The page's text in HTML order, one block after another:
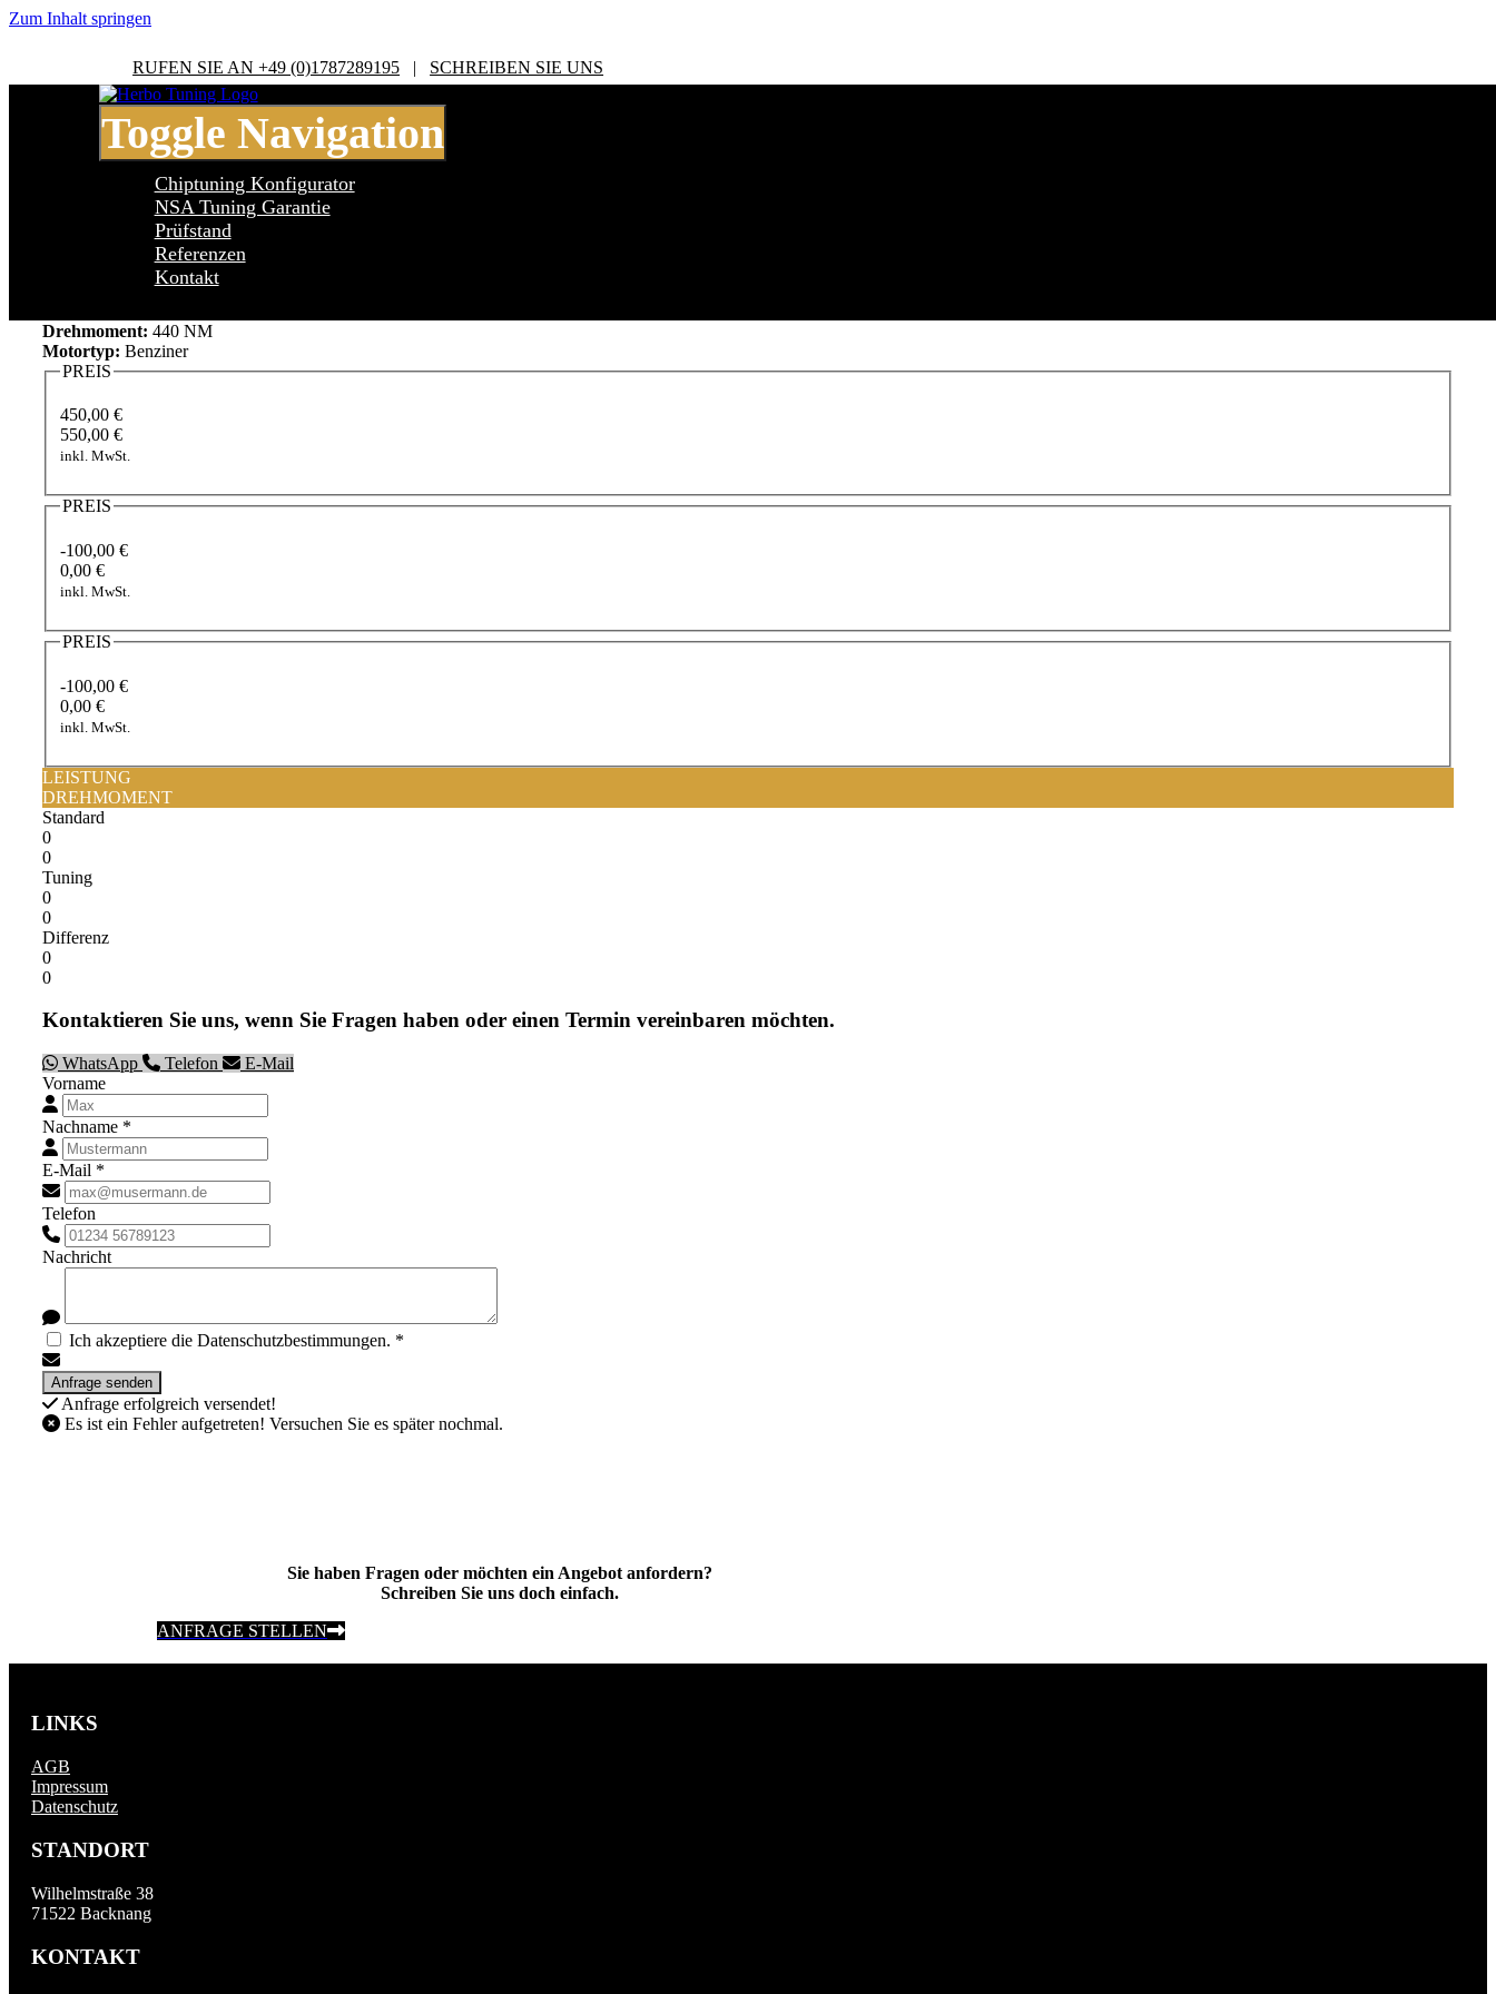
Zum Inhalt springen
RUFEN SIE AN +49 (0)1787289195 | SCHREIBEN SIE UNS
Toggle Navigation
Chiptuning Konfigurator
NSA Tuning Garantie
Prüfstand
Referenzen
Kontakt
Audi A6 C7 3.0 TFSI
Drehmoment: 440 NM
Motortyp: Benziner
PREIS
450,00 €
550,00 €
inkl. MwSt.
PREIS
-100,00 €
0,00 €
inkl. MwSt.
PREIS
-100,00 €
0,00 €
inkl. MwSt.
LEISTUNG
DREHMOMENT
Standard
0
0
Tuning
0
0
Differenz
0
0
Kontaktieren Sie uns, wenn Sie Fragen haben oder einen Termin vereinbaren möchten.
WhatsApp Telefon
E-Mail
Vorname
Nachname *
E-Mail *
Telefon
Nachricht
Ich akzeptiere die Datenschutzbestimmungen. *
Anfrage erfolgreich versendet!
Es ist ein Fehler aufgetreten! Versuchen Sie es später nochmal.
Sie haben Fragen oder möchten ein Angebot anfordern?
Schreiben Sie uns doch einfach.
ANFRAGE STELLEN
LINKS
AGB
Impressum
Datenschutz
STANDORT
Wilhelmstraße 38
71522 Backnang
KONTAKT